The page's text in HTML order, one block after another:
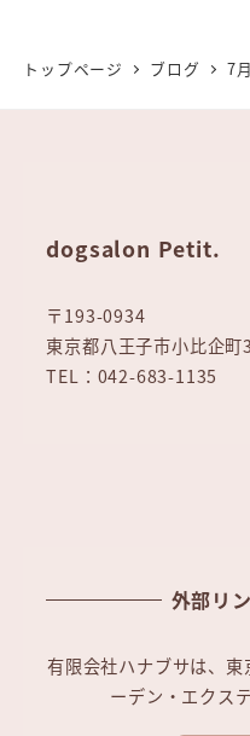
トップページ ブログ 7
dogsalon Petit.
〒193-0934
東京都八王子市小比企町
TEL：042-683-1135
外部リ
有限会社ハナブサは、
ーデン・エクス